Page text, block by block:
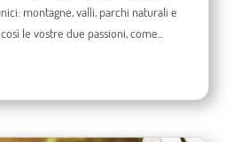
montagne, valli, parchi naturali e
le vostre due passioni, come...